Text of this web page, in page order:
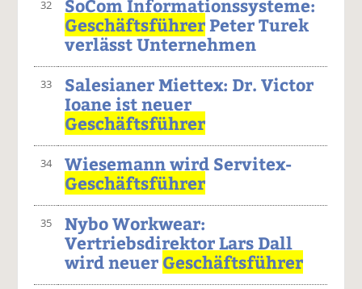
32
SoCom Informationssysteme:
Geschäftsführer Peter Turek
verlässt Unternehmen
33
Salesianer Miettex: Dr. Victor
Ioane ist neuer
Geschäftsführer
34
Wiesemann wird Servitex-
Geschäftsführer
35
Nybo Workwear:
Vertriebsdirektor Lars Dall
wird neuer Geschäftsführer